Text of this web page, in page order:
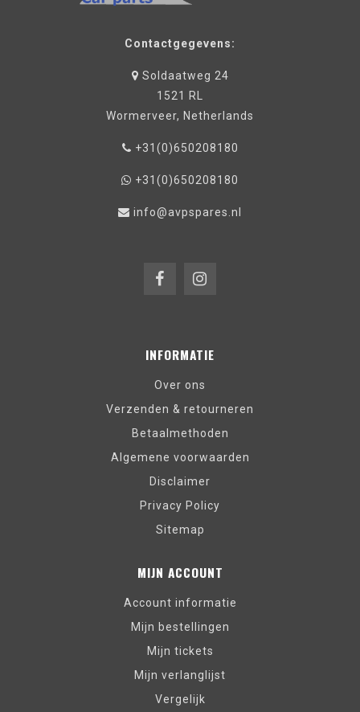
Contactgegevens:
Soldaatweg 24
1521 RL
Wormerveer, Netherlands
+31(0)650208180
+31(0)650208180
info@avpspares.nl
INFORMATIE
Over ons
Verzenden & retourneren
Betaalmethoden
Algemene voorwaarden
Disclaimer
Privacy Policy
Sitemap
MIJN ACCOUNT
Account informatie
Mijn bestellingen
Mijn tickets
Mijn verlanglijst
Vergelijk